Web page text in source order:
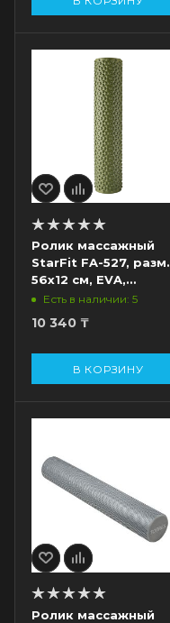
Ролик массажный
StarFit FA-527, разм.
56х12 см, EVA,
средняя жесткость,
Есть в наличии: 5
10 340 ₸
В КОРЗИНУ
Ролик массажный